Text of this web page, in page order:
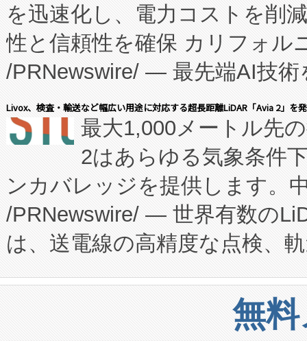
従来のフェッドバッチ施設の
に、患者やサプライチェーン
キー方式で拡張性が高く、持
す。FCCM‑を活用した現地生
患者にとっての費用負担を大
のアクセスを大幅に拡大する
Fully-Connected Continuous
プログラムには、施設設計・
に関する技術移転および知的
構造化トレーニングカリキュ
上げおよび商用化段階におけ
設備整備および立ち上げ調整
を迅速化し、電力コストを削
性と信頼性を確保 カリフォル
/PRNewswire/ — 最先端AI技術
会社エーアイ・アンド：本社
President原信平）と、エンタ
ードするVoltaiqは、日本にあ
ーエネルギー貯蔵システム（
た。 Voltaiq独自のAI搭載プラ
定、統合、導入、運用に至る
安全性を追跡し、確保する事
増加しているデータセンター
る電力網に大きな負担をかけ
Livox、検査・輸送など幅広い用途に対応する超長距離LiDAR「Avia 2」を
最大1,000メートル先
2はあらゆる気象条件
ンカバレッジを提供します。
/PRNewswire/ — 世界有数の
は、送電線の高精度な点検、
や穀物倉庫におけるバルク材
リューション「Avia 2」を発
したAvia 2は、1,000メート
無